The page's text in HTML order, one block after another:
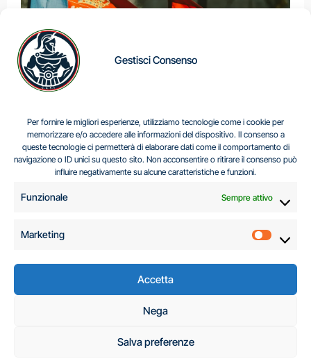
Gestisci Consenso
Per fornire le migliori esperienze, utilizziamo tecnologie come i cookie per
memorizzare e/o accedere alle informazioni del dispositivo. Il consenso a
queste tecnologie ci permetterà di elaborare dati come il comportamento di
navigazione o ID unici su questo sito. Non acconsentire o ritirare il consenso può
influire negativamente su alcune caratteristiche e funzioni.
Funzionale Sempre attivo
Marketing
Accetta
Nega
Salva preferenze
Centro Analisi e Studi Italus © Tutti i diritti riservati
C.A.S.I. – Centro
Analisi e Studi Italus